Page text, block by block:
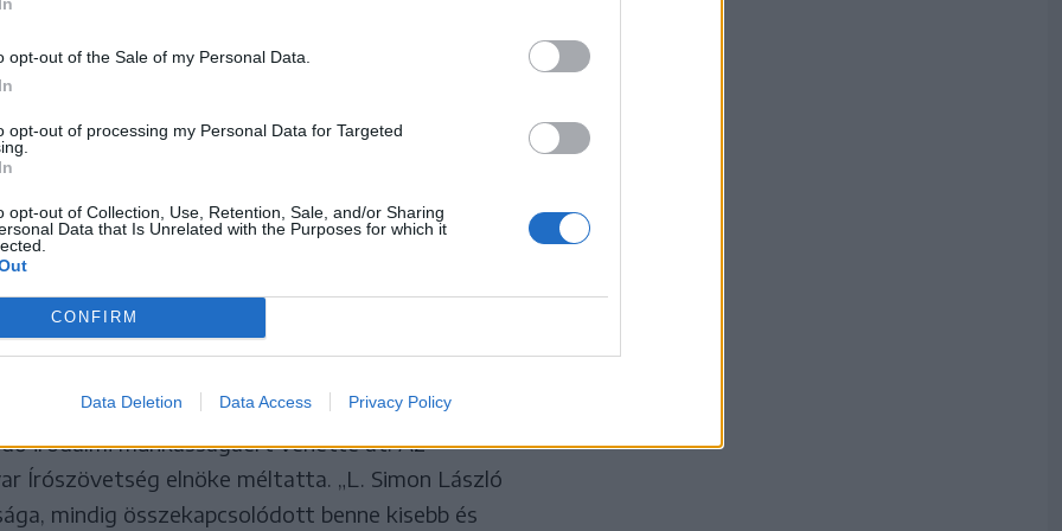
opt-out of the Sale of my Personal Data.
opt-out of processing my Personal Data for Targeted
opt-out of Collection, Use, Retention, Sale, and/or Sharing
Data that Is Unrelated with the Purposes for which it
CONFIRM
Data Deletion Data Access Privacy Policy
rendezik meg,
Budapesten, illetve
és az Erdélyi Magyar Írók Ligája ajánlása
ki.
Kárpát-medencei Irodalmi Életműdíját
irodalmi munkásságáért vehette át. Az
Írószövetség elnöke méltatta. „L. Simon László
mindig összekapcsolódott benne kisebb és